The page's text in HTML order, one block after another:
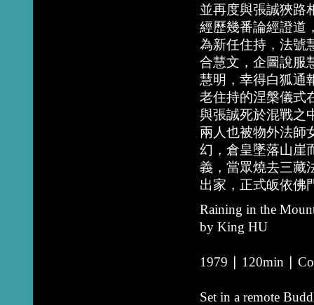
並再度與張誠狹路
經歷幾番論經證道
為新任住持，法號
合慧文，企圖說服
慧明，幸得白狐通
老住持的涅槃儀式
與張誠死於混戰之
兩人也被物外法師
幻，倉皇墜落山崖
義，當眾燒去三藏
出家，正式皈依佛
Raining in the
by King HU
1979 ∣ 120min ∣
Set in a remote